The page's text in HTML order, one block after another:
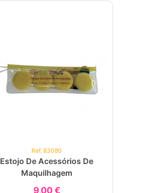
Ref. 83080
Estojo De Acessórios De
Maquilhagem
9,00 €